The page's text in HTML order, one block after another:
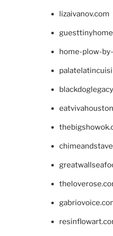
lizaivanov.com
home-plow-